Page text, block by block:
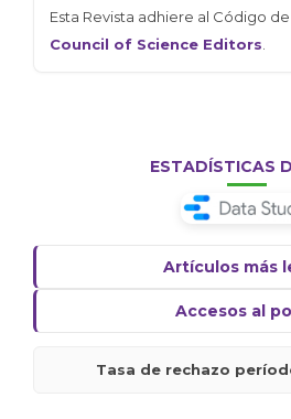
Esta Revista adhiere al Código
Council of Science Editors
ESTADÍSTICAS
Artículos más
Accesos al
Tasa de rechazo